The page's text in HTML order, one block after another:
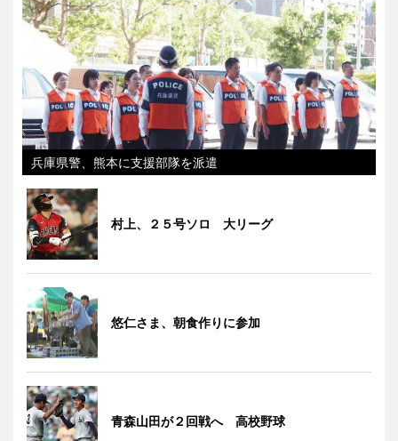
兵庫県警、熊本に支援部隊を派遣
村上、２５号ソロ 大リーグ
悠仁さま、朝食作りに参加
青森山田が２回戦へ 高校野球